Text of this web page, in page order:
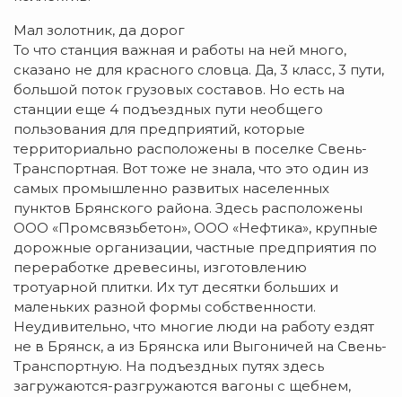
Мал золотник, да дорог
То что станция важная и работы на ней много,
сказано не для красного словца. Да, 3 класс, 3 пути,
большой поток грузовых составов. Но есть на
станции еще 4 подъездных пути необщего
пользования для предприятий, которые
территориально расположены в поселке Свень-
Транспортная. Вот тоже не знала, что это один из
самых промышленно развитых населенных
пунктов Брянского района. Здесь расположены
ООО «Промсвязьбетон», ООО «Нефтика», крупные
дорожные организации, частные предприятия по
переработке древесины, изготовлению
тротуарной плитки. Их тут десятки больших и
маленьких разной формы собственности.
Неудивительно, что многие люди на работу ездят
не в Брянск, а из Брянска или Выгоничей на Свень-
Транспортную. На подъездных путях здесь
загружаются-разгружаются вагоны с щебнем,